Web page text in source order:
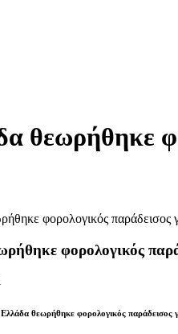
θεωρήθηκε
φορολογικός
θεωρήθηκε φορολογικός παράδεισος